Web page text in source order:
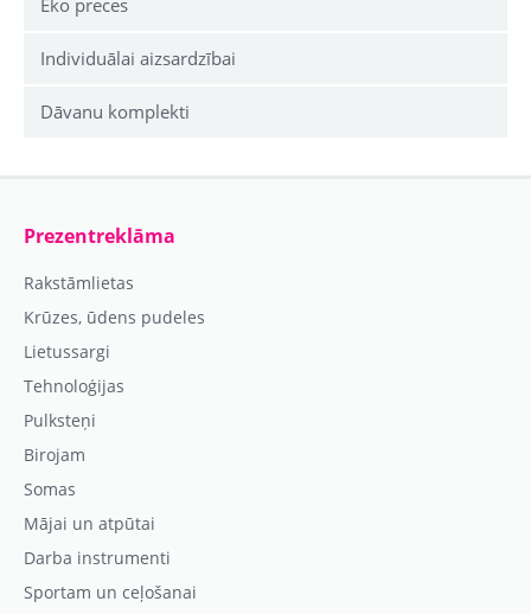
Eko preces
Individuālai aizsardzībai
Dāvanu komplekti
Prezentreklāma
Rakstāmlietas
Krūzes, ūdens pudeles
Lietussargi
Tehnoloģijas
Pulksteņi
Birojam
Somas
Mājai un atpūtai
Darba instrumenti
Sportam un ceļošanai